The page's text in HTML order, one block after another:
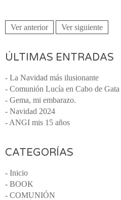
Ver anterior Ver siguiente
ÚLTIMAS ENTRADAS
- La Navidad más ilusionante
- Comunión Lucía en Cabo de Gata
- Gema, mi embarazo.
- Navidad 2024
- ANGI mis 15 años
CATEGORÍAS
- Inicio
- BOOK
- COMUNIÓN